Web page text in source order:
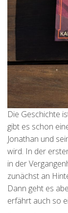
Die Geschichte
gibt es schon
Jonathan und
wird. In der
in der
zunächst an
Dann geht es
erfährt auch so